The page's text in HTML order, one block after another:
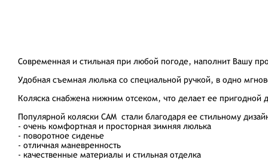
Современная и стильная при любой погоде, наполнит Вашу
Удобная съемная люлька со специальной ручкой, в одно
Коляска снабжена нижним отсеком, что делает ее
Популярной коляски CAM стали благодаря ее стильному
- очень комфортная и просторная зимняя люлька
- поворотное сиденье
- отличная маневренность
- качественные материалы и стильная отделка